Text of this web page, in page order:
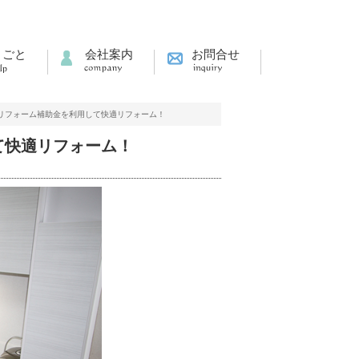
と 会社案内 お問合せ
フォーム補助金を利用して快適リフォーム！
適リフォーム！